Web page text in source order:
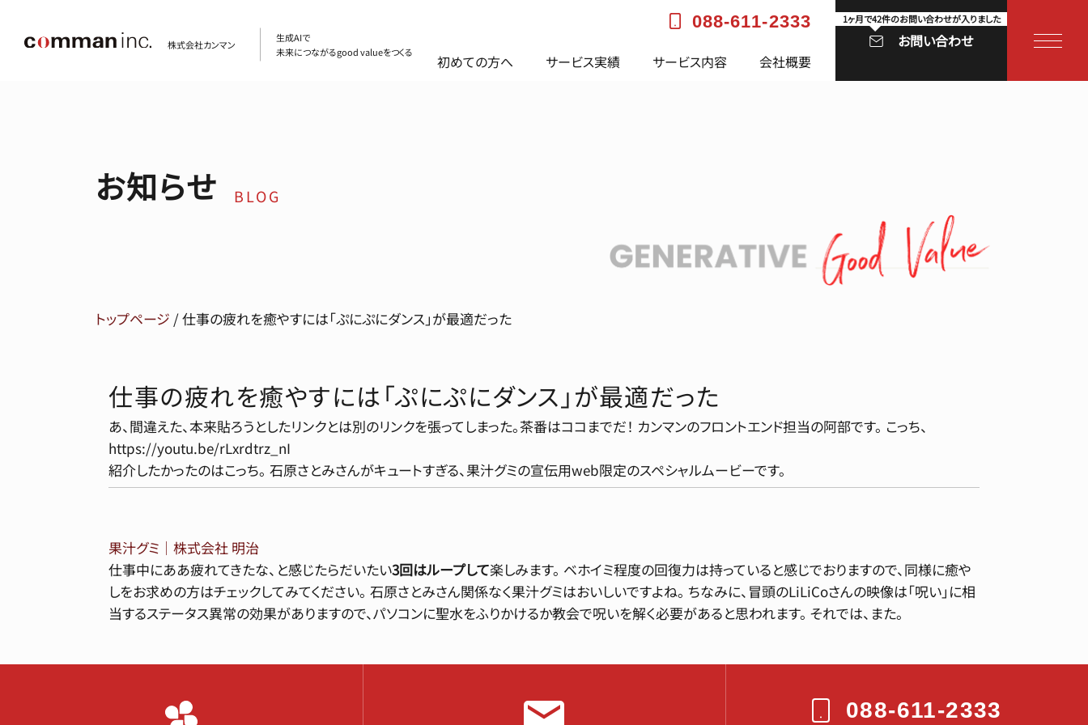
株式会社カンマン
生成AIで
未来につながるgood valueをつくる
088-611-2333
初めての方へ サービス実績 サービス内容 会社概要
お問い合わせ
1ヶ月で42件のお問い合わせが入りました
お知らせ BLOG
トップページ /仕事の疲れを癒やすには「ぷにぷにダンス」が最適だった
仕事の疲れを癒やすには「ぷにぷにダンス」が最適だった
あ、間違えた、本来貼ろうとしたリンクとは別のリンクを張ってしまった。茶番はココまでだ！ カンマンのフロントエンド担当の阿部です。 こっち、
https://youtu.be/rLxrdtrz_nI
紹介したかったのはこっち。 石原さとみさんがキュートすぎる、果汁グミの宣伝用web限定のスペシャルムービーです。
果汁グミ｜株式会社 明治
仕事中にああ疲れてきたな、と感じたらだいたい3回はループして楽しみます。 ベホイミ程度の回復力は持っていると感じでおりますので、同様に癒や
しをお求めの方はチェックしてみてください。 石原さとみさん関係なく果汁グミはおいしいですよね。 ちなみに、冒頭のLiLiCoさんの映像は「呪い」に相
当するステータス異常の効果がありますので、パソコンに聖水をふりかけるか教会で呪いを解く必要があると思われます。 それでは、また。
088-611-2333